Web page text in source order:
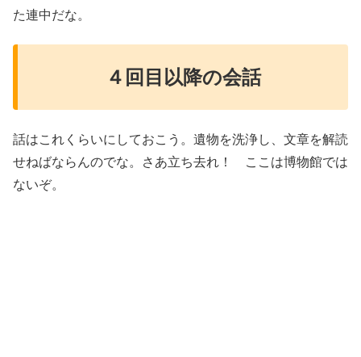
た連中だな。
４回目以降の会話
話はこれくらいにしておこう。遺物を洗浄し、文章を解読
せねばならんのでな。さあ立ち去れ！ ここは博物館では
ないぞ。